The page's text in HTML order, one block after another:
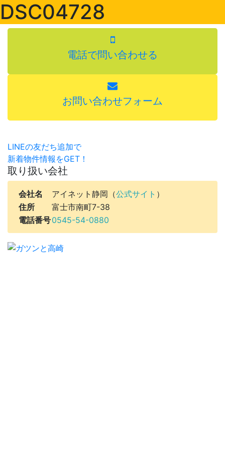
DSC04728
電話で問い合わせる
お問い合わせフォーム
LINEの友だち追加で
新着物件情報をGET！
取り扱い会社
会社名 アイネット静岡（公式サイト ）
住所
富士市南町7-38
電話番号0545-54-0880